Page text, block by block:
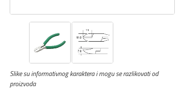
Slike su informativnog karaktera i mogu se razlikovati od
proizvoda